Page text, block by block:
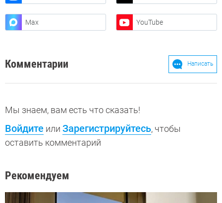
Max YouTube
Комментарии Написать
Мы знаем, вам есть что сказать!
Войдите или Зарегистрируйтесь, чтобы
оставить комментарий
Рекомендуем